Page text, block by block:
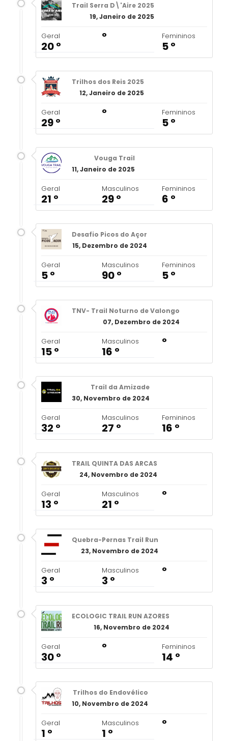
Trail Serra D\'Aire 2025
19, Janeiro de 2025
Geral
20 º
º Femininos
5 º
Trilhos dos Reis 2025
12, Janeiro de 2025
Geral
29 º
º Femininos
5 º
Vouga Trail
11, Janeiro de 2025
Geral
21 º
Masculinos
29 º
Femininos
6 º
Desafio Picos do Açor
15, Dezembro de 2024
Geral
5 º
Masculinos
90 º
Femininos
5 º
TNV- Trail Noturno de Valongo
07, Dezembro de 2024
Geral
15 º
Masculinos
16 º
º
Trail da Amizade
30, Novembro de 2024
Geral
32 º
Masculinos
27 º
Femininos
16 º
TRAIL QUINTA DAS ARCAS
24, Novembro de 2024
Geral
13 º
Masculinos
21 º
º
Quebra-Pernas Trail Run
23, Novembro de 2024
Geral
3 º
Masculinos
3 º
º
ECOLOGIC TRAIL RUN AZORES
16, Novembro de 2024
Geral
30 º
º Femininos
14 º
Trilhos do Endovélico
10, Novembro de 2024
Geral
1 º
Masculinos
1 º
º